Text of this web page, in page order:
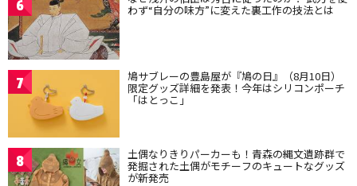
6 わず“自分の味方”に変えた裏工作の技法とは
7 鳩サブレーの豊島屋が『鳩の日』（8月10日）
限定グッズ詳細を発表！今年はシリコンポーチ
「はとっこ」
8 土偶なりきりパーカーも！青森の縄文遺跡群で
発掘された土偶がモチーフのキュートなグッズ
が新発売